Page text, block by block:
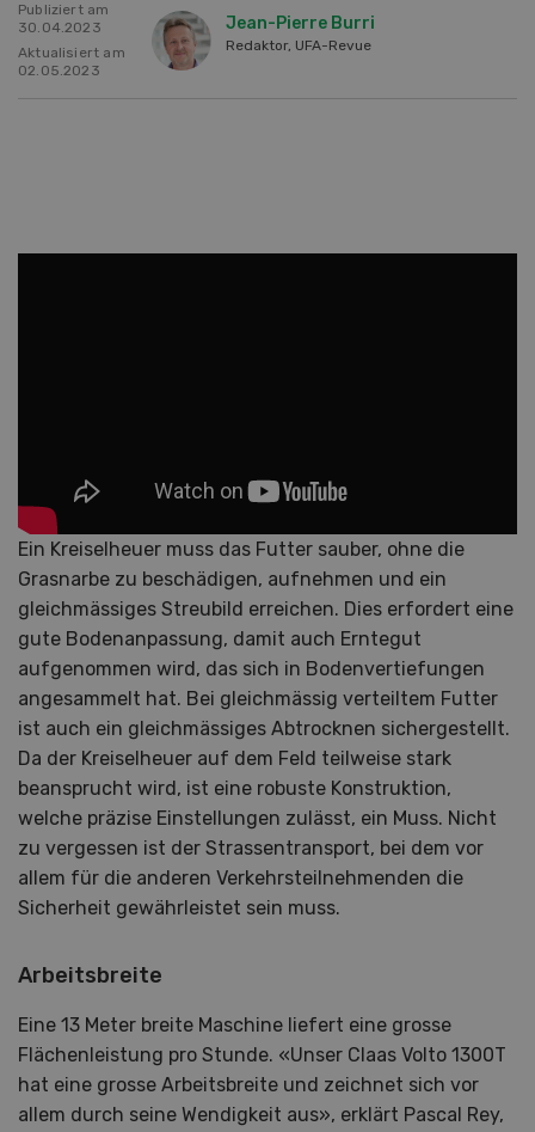
Publiziert am
30.04.2023
Aktualisiert am
02.05.2023
Jean-Pierre Burri
Redaktor, UFA-Revue
Ein Kreiselheuer muss das Futter sauber, ohne die
Grasnarbe zu beschädigen, aufnehmen und ein
gleichmässiges Streubild erreichen. Dies erfordert eine
gute Bodenanpassung, damit auch Erntegut
aufgenommen wird, das sich in Bodenvertiefungen
angesammelt hat. Bei gleichmässig verteiltem Futter
ist auch ein gleichmässiges Abtrocknen sichergestellt.
Da der Kreiselheuer auf dem Feld teilweise stark
beansprucht wird, ist eine robuste Konstruktion,
welche präzise Einstellungen zulässt, ein Muss. Nicht
zu vergessen ist der Strassentransport, bei dem vor
allem für die anderen Verkehrsteilnehmenden die
Sicherheit gewährleistet sein muss.
Arbeitsbreite
Eine 13 Meter breite Maschine liefert eine grosse
Flächenleistung pro Stunde. «Unser Claas Volto 1300T
hat eine grosse Arbeitsbreite und zeichnet sich vor
allem durch seine Wendigkeit aus», erklärt Pascal Rey,